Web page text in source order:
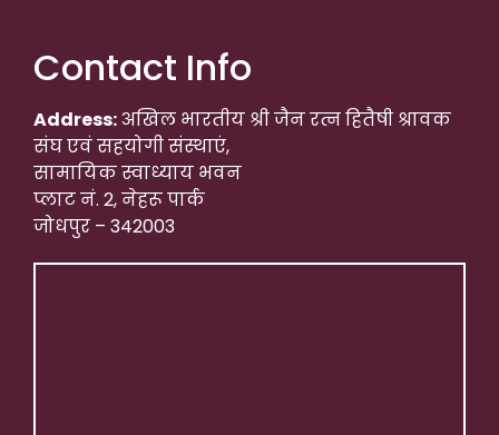
Contact Info
Address:अखिल भारतीय श्री जैन रत्न हितैषी श्रावक
संघ एवं सहयोगी संस्थाएं,
सामायिक स्वाध्याय भवन
प्लाट नं. 2, नेहरू पार्क
जोधपुर – 342003